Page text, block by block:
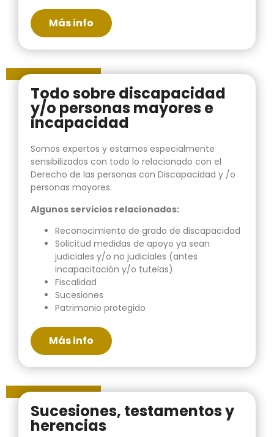
Más info
Todo sobre discapacidad
y/o personas mayores e
incapacidad
Somos expertos y estamos especialmente
sensibilizados con todo lo relacionado con el
Derecho de las personas con Discapacidad y /o
personas mayores.
Algunos servicios relacionados:
Reconocimiento de grado de discapacidad
Solicitud medidas de apoyo ya sean
judiciales y/o no judiciales (antes
incapacitación y/o tutelas)
Fiscalidad
Sucesiones
Patrimonio protegido
Más info
Sucesiones, testamentos y
herencias